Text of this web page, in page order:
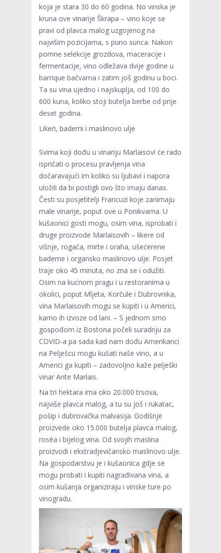
koja je stara 30 do 60 godina. No vinska je
kruna ove vinarije Škrapa – vino koje se
pravi od plavca malog uzgojenog na
najvišim pozicijama, s puno sunca. Nakon
pomne selekcije grozdova, maceracije i
fermentacije, vino odležava dvije godine u
barrique bačvama i zatim još godinu u boci.
Ta su vina ujedno i najskuplja, od 100 do
600 kuna, koliko stoji butelja berbe od prije
deset godina.
Likeri, bademi i maslinovo ulje
Svima koji dođu u vinariju Marlaisovi će rado
ispričati o procesu pravljenja vina
dočaravajući im koliko su ljubavi i napora
uložili da bi postigli ovo što imaju danas.
Česti su posjetitelji Francuzi koje zanimaju
male vinarije, poput ove u Ponikvama. U
kušaonici gosti mogu, osim vina, isprobati i
druge proizvode Marlaisovih – likere od
višnje, rogača, mirte i oraha, ušećerene
bademe i organsko maslinovo ulje. Posjet
traje oko 45 minuta, no zna se i odužiti.
Osim na kućnom pragu i u restoranima u
okolici, poput Mljeta, Korčule i Dubrovnika,
vina Marlaisovih mogu se kupiti i u Americi,
kamo ih izvoze od lani. – S jednom smo
gospođom iz Bostona počeli suradnju za
COVID-a pa sada kad nam dođu Amerikanci
na Pelješcu mogu kušati naše vino, a u
Americi ga kupiti – zadovoljno kaže pelješki
vinar Ante Marlais.
Na tri hektara ima oko 20.000 trsova,
najviše plavca malog, a tu su još i rukatac,
pošip i dubrovačka malvasija. Godišnje
proizvede oko 15.000 butelja plavca malog,
roséa i bijelog vina. Od svojih maslina
proizvodi i ekstradjevičansko maslinovo ulje.
Na gospodarstvu je i kušaonica gdje se
mogu probati i kupiti nagrađivana vina, a
osim kušanja organiziraju i vinske ture po
vinogradu.